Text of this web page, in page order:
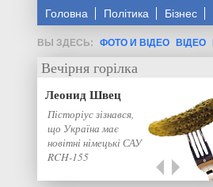
Головна Політика Бізнес
ФОТО И ВІДЕО ВІДЕО
Вечірня горілка
Леонид Швец
Пісторіус зізнався,
що Україна має
новітні німецькі САУ
RCH-155